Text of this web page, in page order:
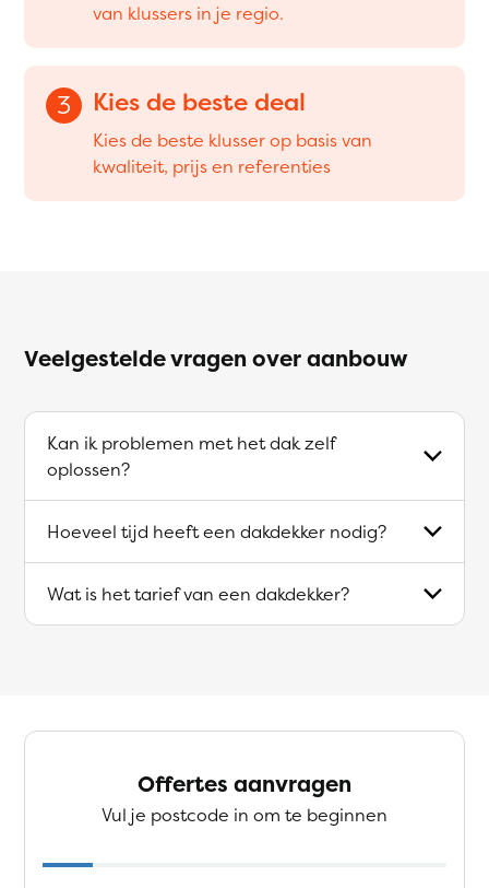
van klussers in je regio.
3 Kies de beste deal
Kies de beste klusser op basis van
kwaliteit, prijs en referenties
Veelgestelde vragen over aanbouw
Kan ik problemen met het dak zelf
oplossen?
Hoeveel tijd heeft een dakdekker nodig?
Wat is het tarief van een dakdekker?
Offertes aanvragen
Vul je postcode in om te beginnen